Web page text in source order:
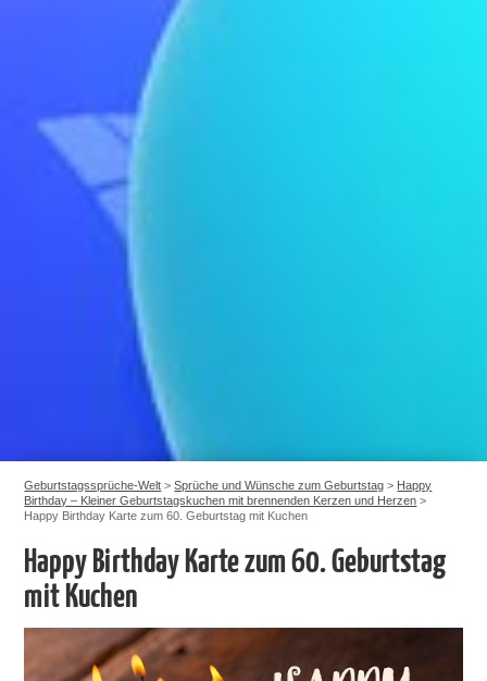
Geburtstagssprüche-Welt >Sprüche und Wünsche zum Geburtstag > Happy
Birthday – Kleiner Geburtstagskuchen mit brennenden Kerzen und Herzen >
Happy Birthday Karte zum 60. Geburtstag mit Kuchen
Happy Birthday Karte zum 60. Geburtstag
mit Kuchen